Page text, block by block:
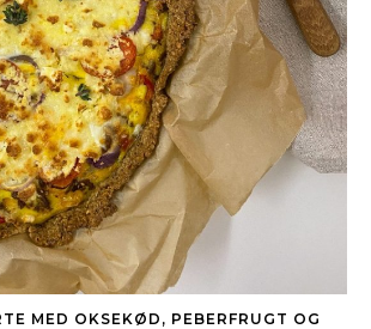
MED OKSEKØD, PEBERFRUGT OG